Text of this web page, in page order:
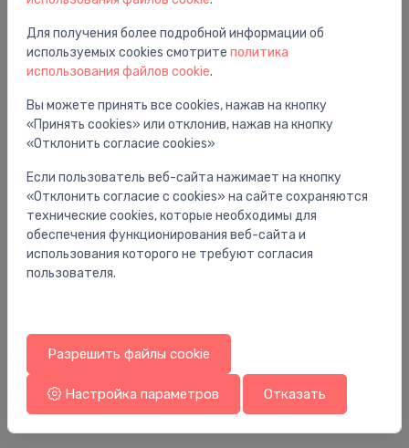
Вам также может понравиться
salvešu kaste Nero, alba
132.00 €
Для получения более подробной информации об
используемых cookies смотрите политика
использования файлов cookie.
Вы можете принять все cookies, нажав на кнопку
«Принять cookies» или отклонив, нажав на кнопку
«Отклонить согласие cookies»
Если пользователь веб-сайта нажимает на кнопку
«Отклонить согласие с cookies» на сайте сохраняются
технические cookies, которые необходимы для
обеспечения функционирования веб-сайта и
использования которого не требуют согласия
пользователя.
Разрешить файлы cookie
Настройка параметров Отказать